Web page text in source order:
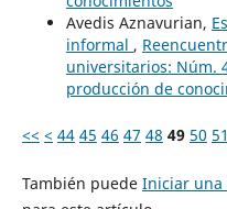
Avedis Aznavurian,
informal ,
universitarios: Núm.
producción de
<< < 44 45 46 47 48 49 50 51
También puede Iniciar una